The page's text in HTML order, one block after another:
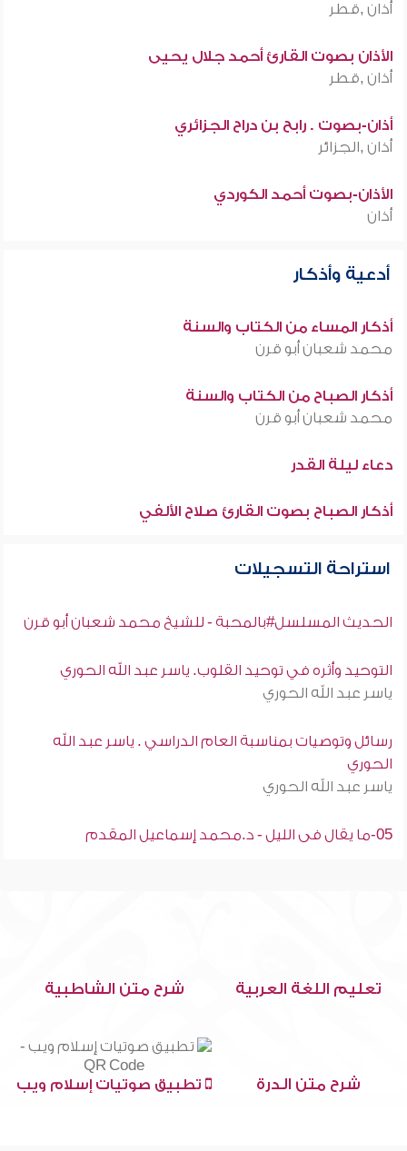
أذان ,قطر
الأذان بصوت القارئ أحمد جلال يحيى
أذان ,قطر
أذان-بصوت . رابح بن دراح الجزائري
أذان ,الجزائر
الأذان-بصوت أحمد الكوردي
أذان
أدعية وأذكار
أذكار المساء من الكتاب والسنة
محمد شعبان أبو قرن
أذكار الصباح من الكتاب والسنة
محمد شعبان أبو قرن
دعاء ليلة القدر
أذكار الصباح بصوت القارئ صلاح الألفي
استراحة التسجيلات
الحديث المسلسل#بالمحبة - للشيخ محمد شعبان أبو قرن
التوحيد وأثره في توحيد القلوب. ياسر عبد الله الحوري
ياسر عبد الله الحوري
رسائل وتوصيات بمناسبة العام الدراسي . ياسر عبد الله
الحوري
ياسر عبد الله الحوري
05-ما يقال فى الليل - د.محمد إسماعيل المقدم
تعليم اللغة العربية شرح متن الشاطبية
شرح متن الدرة تطبيق صوتيات إسلام ويب